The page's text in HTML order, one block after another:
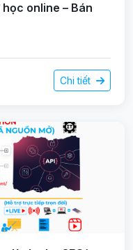
online – Bán
Chi tiết